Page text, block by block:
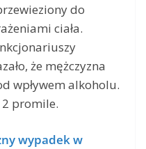
do
ciała.
że mężczyzna
wpływem alkoholu.
promile.
wypadek w